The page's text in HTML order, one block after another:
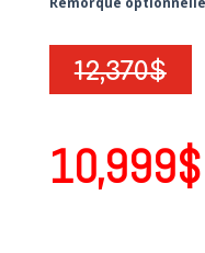
12,370$
10,999$